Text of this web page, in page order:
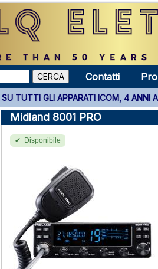
Contatti
ICOM, 4 ANNI APPARATI
Midland 8001 PRO
Disponibile